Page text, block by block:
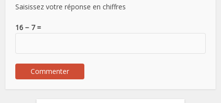
Saisissez votre réponse en chiffres
16 − 7 =